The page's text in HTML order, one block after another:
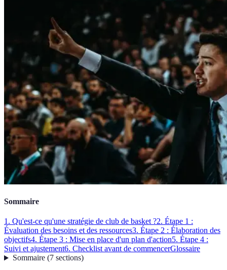
Sommaire
1. Qu'est-ce qu'une stratégie de club de basket ?2. Étape 1 :
Évaluation des besoins et des ressources3. Étape 2 : Élaboration des
objectifs4. Étape 3 : Mise en place d'un plan d'action5. Étape 4 :
Suivi et ajustement6. Checklist avant de commencerGlossaire
Sommaire(7 sections)